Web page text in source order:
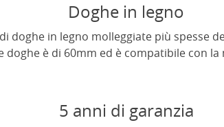
Doghe in legno
doghe in legno molleggiate più spesse
è di 60mm ed è compatibile con
5 anni di garanzia